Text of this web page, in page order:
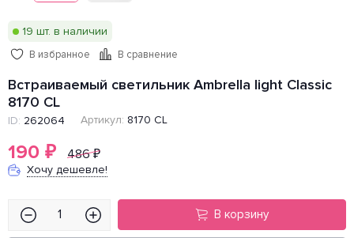
19 шт. в наличии
В избранное В сравнение
Встраиваемый светильник Ambrella light Classic
8170 CL
ID: 262064 Артикул: 8170 CL
190 ₽ 486₽
Хочу дешевле!
В корзину